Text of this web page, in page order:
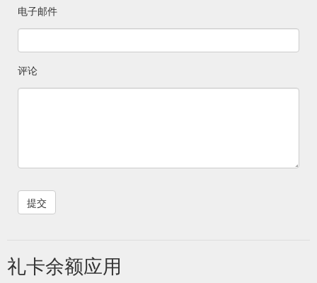
电子邮件
评论
礼卡余额应用